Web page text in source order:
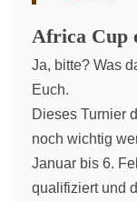
Africa Cup
Ja, bitte? Was
Euch.
Dieses Turnier
noch wichtig
Januar bis 6.
qualifiziert und